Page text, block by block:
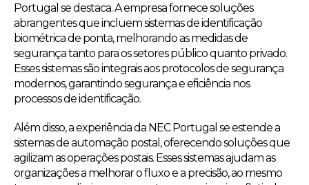
Portugal se destaca. A empresa fornece soluções
abrangentes que incluem sistemas de identificação
biométrica de ponta, melhorando as medidas de
segurança tanto para os setores público quanto privado.
Esses sistemas são integrais aos protocolos de segurança
modernos, garantindo segurança e eficiência nos
processos de identificação.
Além disso, a experiência da NEC Portugal se estende a
sistemas de automação postal, oferecendo soluções que
agilizam as operações postais. Esses sistemas ajudam as
organizações a melhorar o fluxo e a precisão, ao mesmo